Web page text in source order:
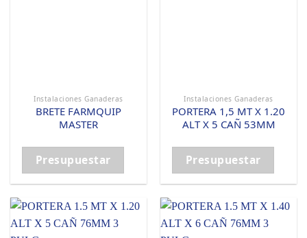
Instalaciones Ganaderas
BRETE FARMQUIP
MASTER
Presupuestar
Instalaciones Ganaderas
PORTERA 1,5 MT X 1.20
ALT X 5 CAÑ 53MM
Presupuestar